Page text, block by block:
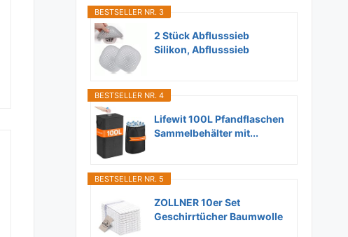
BESTSELLER NR. 3
2 Stück Abflusssieb
Silikon, Abflusssieb
BESTSELLER NR. 4
Lifewit 100L Pfandflaschen
Sammelbehälter mit...
BESTSELLER NR. 5
ZOLLNER 10er Set
Geschirrtücher Baumwolle